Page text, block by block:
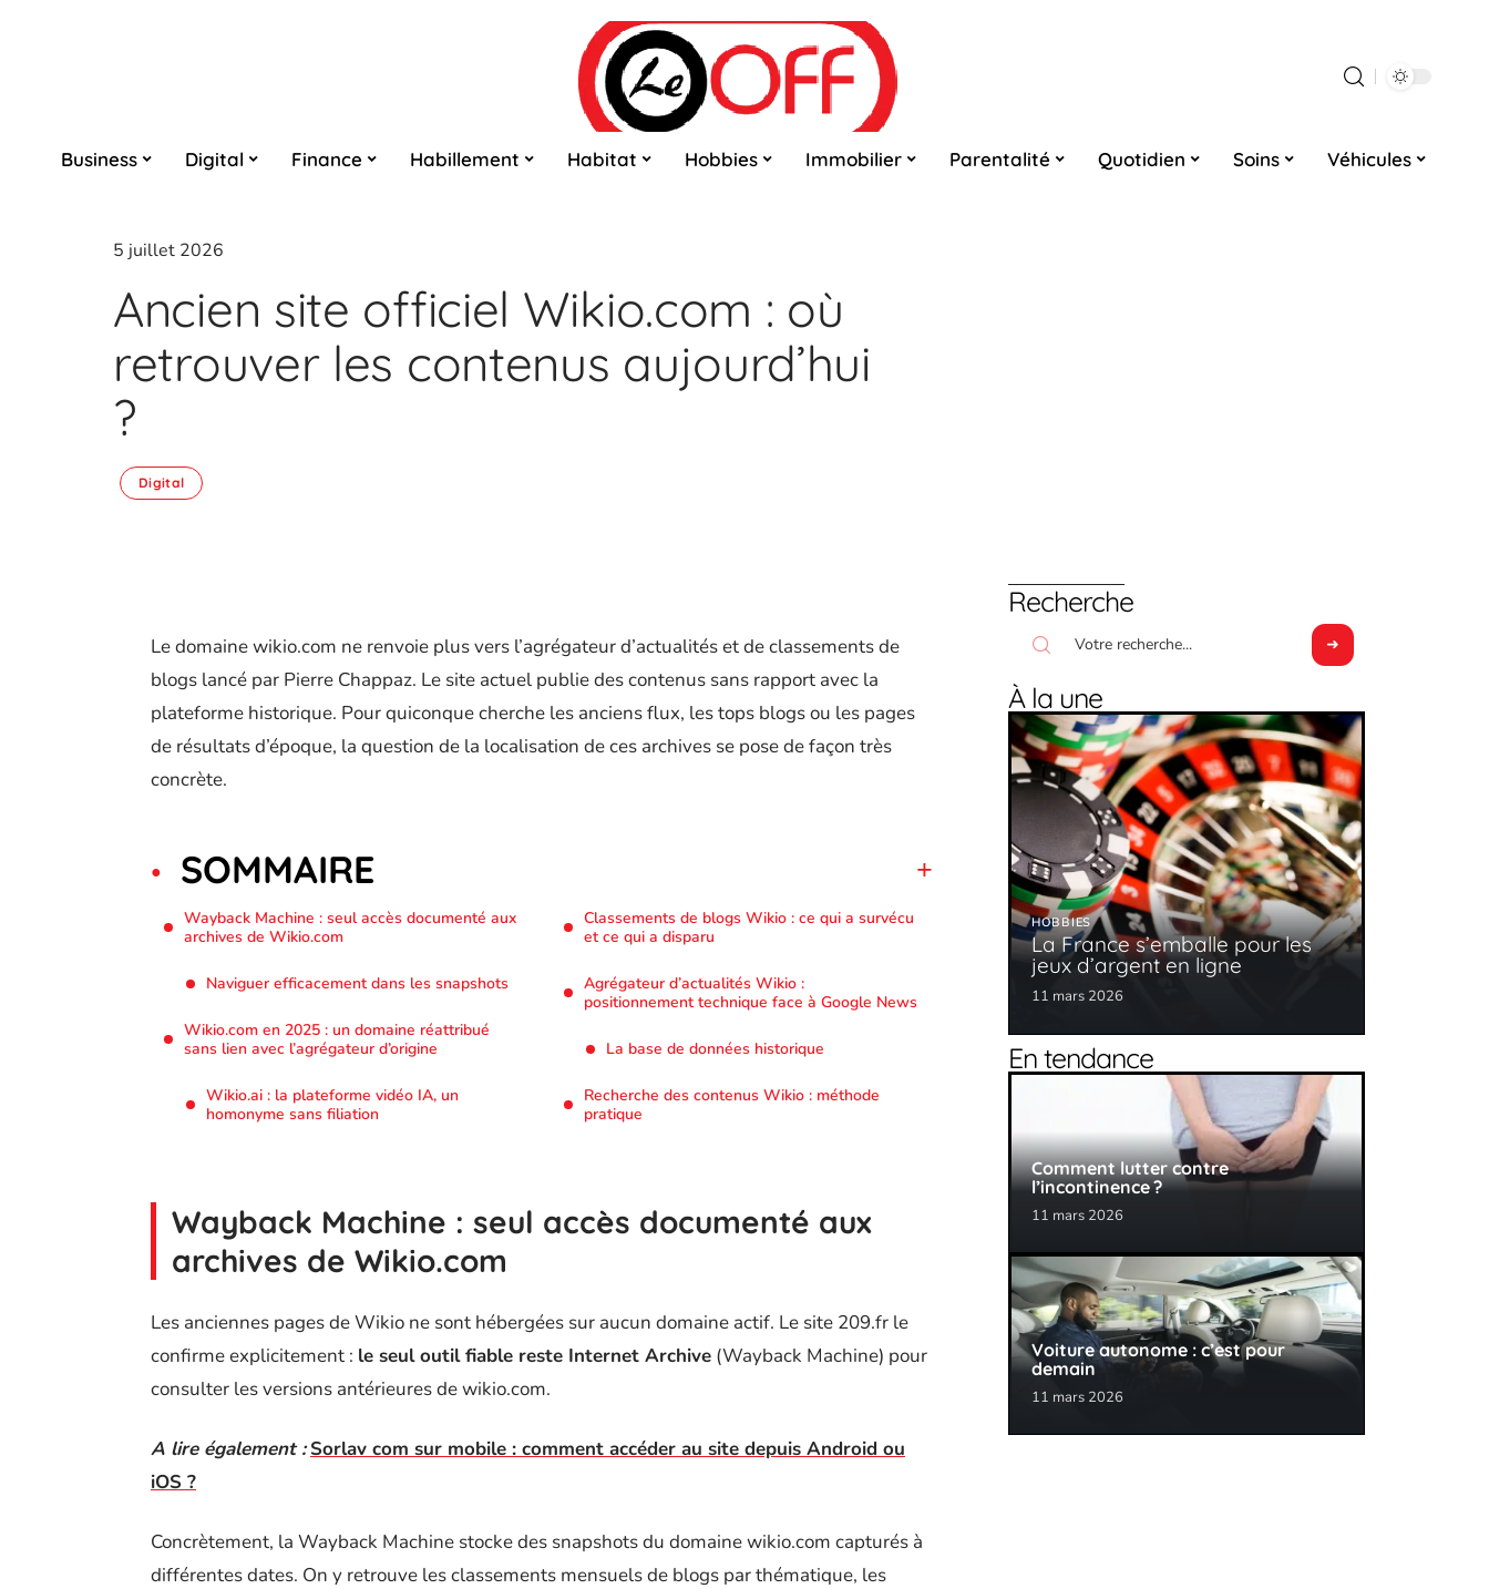
Business Digital Finance Habillement Habitat Hobbies Immobilier Parentalité Quotidien Soins Véhicules
5 juillet 2026
Ancien site officiel Wikio.com : où
retrouver les contenus aujourd’hui
?
Digital
Le domaine wikio.com ne renvoie plus vers l’agrégateur d’actualités et de classements de
blogs lancé par Pierre Chappaz. Le site actuel publie des contenus sans rapport avec la
plateforme historique. Pour quiconque cherche les anciens flux, les tops blogs ou les pages
de résultats d’époque, la question de la localisation de ces archives se pose de façon très
concrète.
SOMMAIRE
Wayback Machine : seul accès documenté aux
archives de Wikio.com
Naviguer efficacement dans les snapshots
Wikio.com en 2025 : un domaine réattribué
sans lien avec l’agrégateur d’origine
Wikio.ai : la plateforme vidéo IA, un
homonyme sans filiation
Classements de blogs Wikio : ce qui a survécu
et ce qui a disparu
Agrégateur d’actualités Wikio :
positionnement technique face à Google News
La base de données historique
Recherche des contenus Wikio : méthode
pratique
Wayback Machine : seul accès documenté aux
archives de Wikio.com
Les anciennes pages de Wikio ne sont hébergées sur aucun domaine actif. Le site 209.fr le
confirme explicitement : le seul outil fiable reste Internet Archive (Wayback Machine) pour
consulter les versions antérieures de wikio.com.
A lire également : Sorlav com sur mobile : comment accéder au site depuis Android ou
iOS ?
Concrètement, la Wayback Machine stocke des snapshots du domaine wikio.com capturés à
différentes dates. On y retrouve les classements mensuels de blogs par thématique, les
Recherche
À la une
HOBBIES
La France s’emballe pour les
jeux d’argent en ligne
11 mars 2026
En tendance
Comment lutter contre
l’incontinence ?
11 mars 2026
Voiture autonome : c’est pour
demain
11 mars 2026